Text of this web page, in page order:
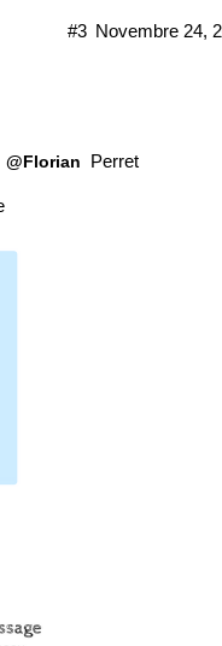
Novembre 24,
#3
@Florian Perret